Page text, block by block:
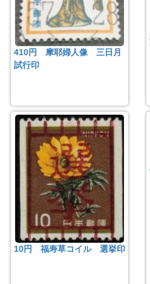
410円 摩耶婦人像 三日月
試行印
10円 福寿草コイル 選挙印